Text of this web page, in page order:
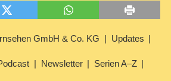
GmbH & Co. KG Updates
Newsletter Serien A–Z